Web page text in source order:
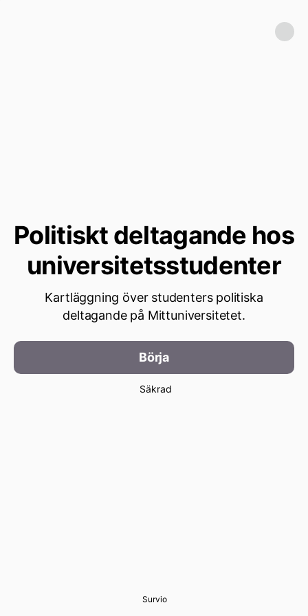
Politiskt deltagande hos
universitetsstudenter
Kartläggning över studenters politiska
deltagande på Mittuniversitetet.
Börja
Säkrad
Survio